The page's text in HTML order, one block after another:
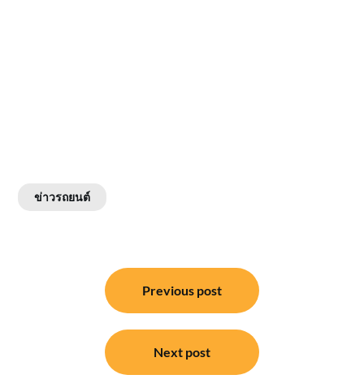
ข่าวรถยนต์
Previous post
Next post